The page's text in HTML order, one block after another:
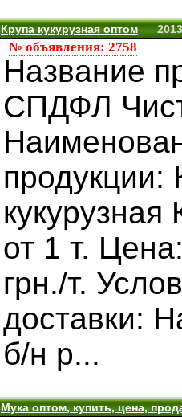
№ объявления: 2758
Крупа кукурузная оптом
Название
СПДФЛ
продукции:
кукурузная
от 1 т.
грн./т.
доставки:
б/н р...
Мука оптом, купить, цена,